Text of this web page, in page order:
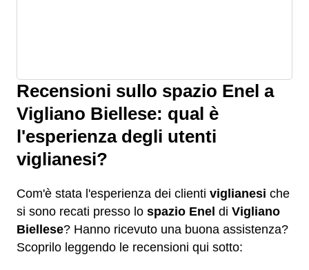
Recensioni sullo spazio Enel a
Vigliano Biellese: qual è
l'esperienza degli utenti
viglianesi?
Com'è stata l'esperienza dei clienti viglianesi che
si sono recati presso lo spazio Enel di Vigliano
Biellese? Hanno ricevuto una buona assistenza?
Scoprilo leggendo le recensioni qui sotto: